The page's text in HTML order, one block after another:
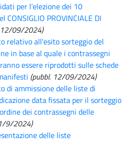
per l’elezione dei 10
CONSIGLIO PROVINCIALE DI
12/09/2024)
relativo all'esito sorteggio del
in base al quale i contrassegni
essere riprodotti sulle schede
(pubbl. 12/09/2024)
di ammissione delle liste di
data fissata per il sorteggio
dei contrassegni delle
9/2024)
delle liste